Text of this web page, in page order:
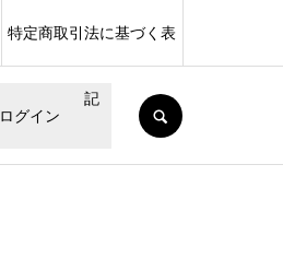
ログイン
特定商取引法に基づく表
記